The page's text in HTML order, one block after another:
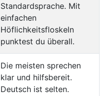
Standardsprache. Mit
einfachen
Höflichkeitsfloskeln
punktest du überall.
Die meisten sprechen
klar und hilfsbereit.
Deutsch ist selten.